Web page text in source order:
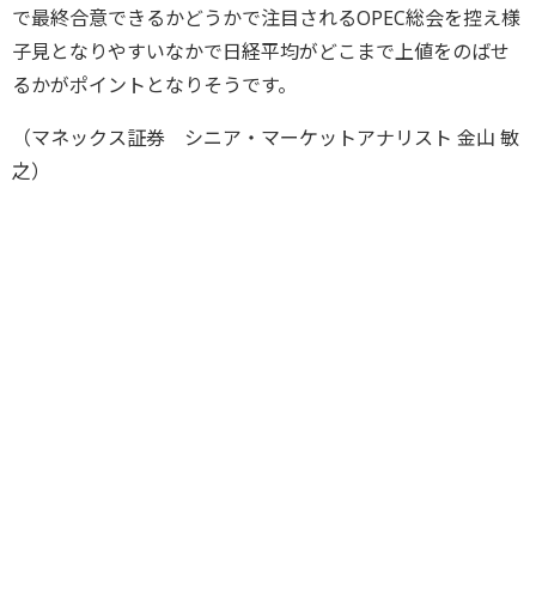
で最終合意できるかどうかで注目されるOPEC総会を控え様
子見となりやすいなかで日経平均がどこまで上値をのばせ
るかがポイントとなりそうです。
（マネックス証券 シニア・マーケットアナリスト 金山 敏
之）